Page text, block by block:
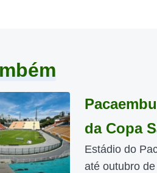
da Copa
Estádio do
até outubro